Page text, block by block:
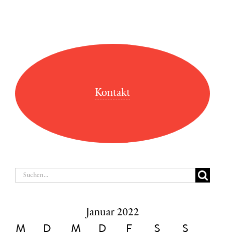
Kontakt
Suche
Januar 2022
M D M D F S S